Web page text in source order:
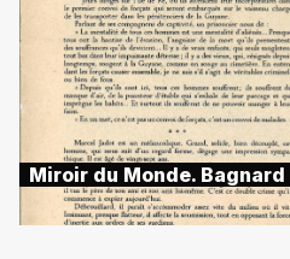
Miroir du Monde.